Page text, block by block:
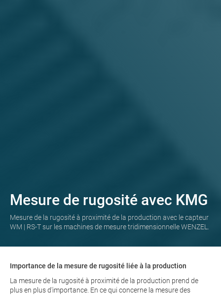
Mesure de rugosité avec KMG
Mesure de la rugosité à proximité de la production avec le capteur
WM | RS-T sur les machines de mesure tridimensionnelle WENZEL.
Importance de la mesure de rugosité liée à la production
La mesure de la rugosité à proximité de la production prend de
plus en plus d'importance. En ce qui concerne la mesure des